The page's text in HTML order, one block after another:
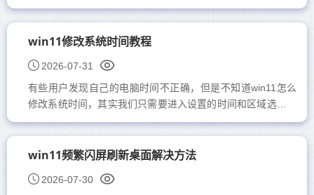
题非常简单，只需要通过组策略进行解锁即可。接下来，跟随
小编一起看看...
win11修改系统时间教程
2026-07-31
有些用户发现自己的电脑时间不正确，但是不知道win11怎么
修改系统时间，其实我们只需要进入设置的时间和区域选项就
可以更改系统时间了。win11怎么修改系统时间：第一步，按
下键盘“...
win11频繁闪屏刷新桌面解决方法
2026-07-30